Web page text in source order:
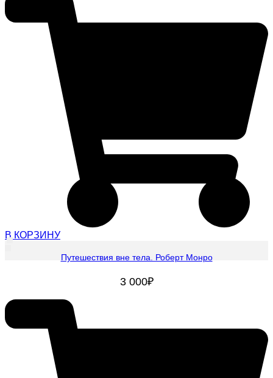
В КОРЗИНУ
Путешествия вне тела. Роберт Монро
3 000₽